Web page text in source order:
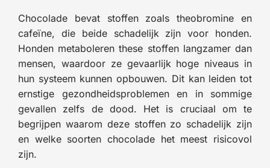
Chocolade bevat stoffen zoals theobromine en
cafeïne, die beide schadelijk zijn voor honden.
Honden metaboleren these stoffen langzamer dan
mensen, waardoor ze gevaarlijk hoge niveaus in
hun systeem kunnen opbouwen. Dit kan leiden tot
ernstige gezondheidsproblemen en in sommige
gevallen zelfs de dood. Het is cruciaal om te
begrijpen waarom deze stoffen zo schadelijk zijn
en welke soorten chocolade het meest risicovol
zijn.